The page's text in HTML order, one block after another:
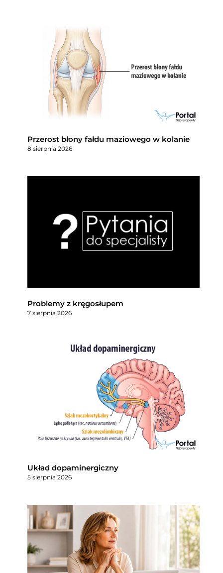
Przerost błony fałdu maziowego w kolanie
8 sierpnia 2026
Problemy z kręgosłupem
7 sierpnia 2026
Układ dopaminergiczny
5 sierpnia 2026